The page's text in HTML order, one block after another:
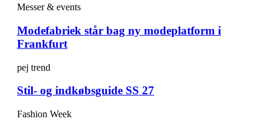
Messer & events
Modefabriek står bag ny modeplatform i
Frankfurt
pej trend
Stil- og indkøbsguide SS 27
Fashion Week